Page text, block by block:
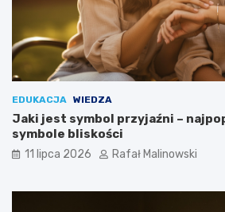
EDUKACJA WIEDZA
Jaki jest symbol przyjaźni –
symbole bliskości
11 lipca 2026 Rafał Malinowski